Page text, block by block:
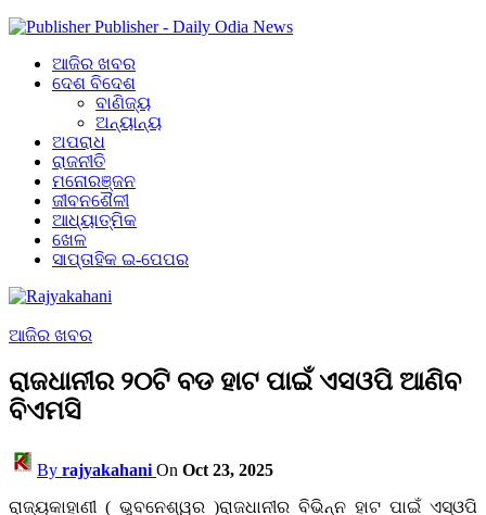
Publisher - Daily Odia News
ଆଜିର ଖବର
ଦେଶ ବିଦେଶ
ବାଣିଜ୍ୟ
ଅନ୍ୟାନ୍ୟ
ଅପରାଧ
ରାଜନୀତି
ମନୋରଞ୍ଜନ
ଜୀବନଶୈଳୀ
ଆଧ୍ୟାତ୍ମିକ
ଖେଳ
ସାପ୍ତାହିକ ଇ-ପେପର
ଆଜିର ଖବର
ରାଜଧାନୀର ୨୦ଟି ବଡ ହାଟ ପାଇଁ ଏସଓପି ଆଣିବ
ବିଏମସି
By rajyakahani On Oct 23, 2025
ରାଜ୍ୟକାହାଣୀ ( ଭୁବନେଶ୍ୱର )ରାଜଧାନୀର ବିଭିନ୍ନ ହାଟ ପାଇଁ ଏସ୍‌ଓପି